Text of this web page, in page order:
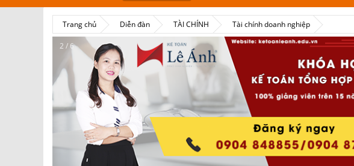
Trang chủ Diễn đàn TÀI CHÍNH Tài chính doanh nghiệp
2 / 6